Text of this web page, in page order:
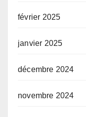
février 2025
janvier 2025
décembre 2024
novembre 2024